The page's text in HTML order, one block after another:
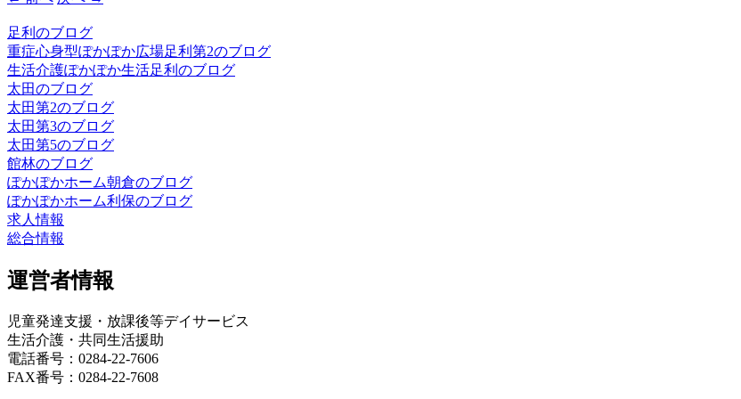
足利のブログ
重症心身型ぽかぽか広場足利第2のブログ
生活介護ぽかぽか生活足利のブログ
太田のブログ
太田第2のブログ
太田第3のブログ
太田第5のブログ
館林のブログ
ぽかぽかホーム朝倉のブログ
ぽかぽかホーム利保のブログ
求人情報
総合情報
運営者情報
児童発達支援・放課後等デイサービス
生活介護・共同生活援助
電話番号：0284-22-7606
FAX番号：0284-22-7608